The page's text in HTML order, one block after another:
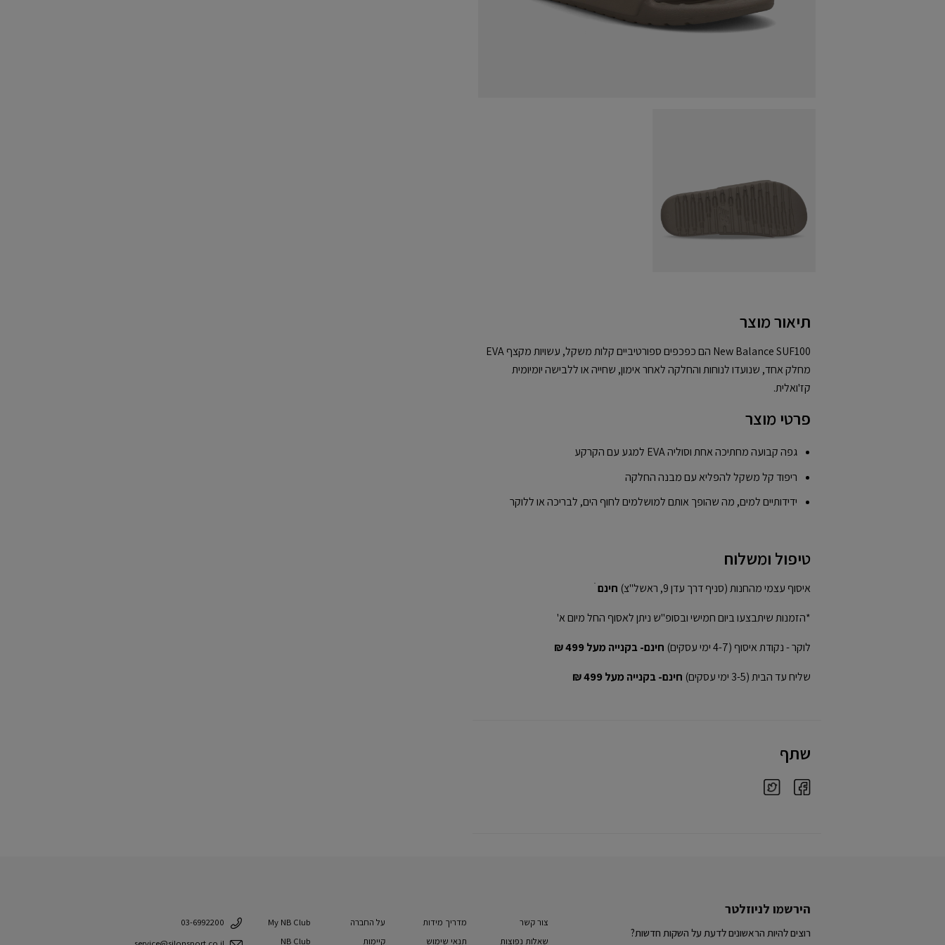
תיאור מוצר
New Balance SUF100 הם כפכפים ספורטיביים קלות משקל, עשויות מקצף EVA
מחלק אחד, שנועדו לנוחות והחלקה לאחר אימון, שחייה או ללבישה יומיומית
קז'ואלית.
פרטי מוצר
גפה קבועה מחתיכה אחת וסוליה EVA למגע עם הקרקע
ריפוד קל משקל להפליא עם מבנה החלקה
ידידותיים למים, מה שהופך אותם למושלמים לחוף הים, לבריכה או ללוקר
טיפול ומשלוח
איסוף עצמי מהחנות (סניף דרך עדן 9, ראשל"צ) חינםׁ
*הזמנות שיתבצעו ביום חמישי ובסופ"ש ניתן לאסוף החל מיום א'
לוקר - נקודת איסוף (4-7 ימי עסקים)
חינם- בקנייה מעל 499 ₪
שליח עד הבית (3-5 ימי עסקים)
חינם- בקנייה מעל 499 ₪
שתף
הירשמו לניוזלטר
רוצים להיות הראשונים לדעת על השקות חדשות?
צור קשר
שאלות נפוצות
מדריך מידות
תנאי שימוש
על החברה
קיימות
My NB Club
NB Club
03-6992200